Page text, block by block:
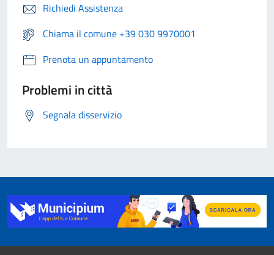
Richiedi Assistenza
Chiama il comune +39 030 9970001
Prenota un appuntamento
Problemi in città
Segnala disservizio